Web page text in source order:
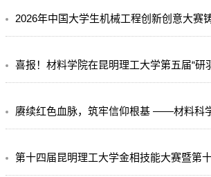
2026年中国大学生机械工程创新创意大赛铸造工艺设计赛昆明理工大学
喜报！材料学院在昆明理工大学第五届“研羽杯”师生羽毛球赛
赓续红色血脉，筑牢信仰根基 ——材料科学与工程学院党史情景剧
第十四届昆明理工大学金相技能大赛暨第十五届全国大赛选拔